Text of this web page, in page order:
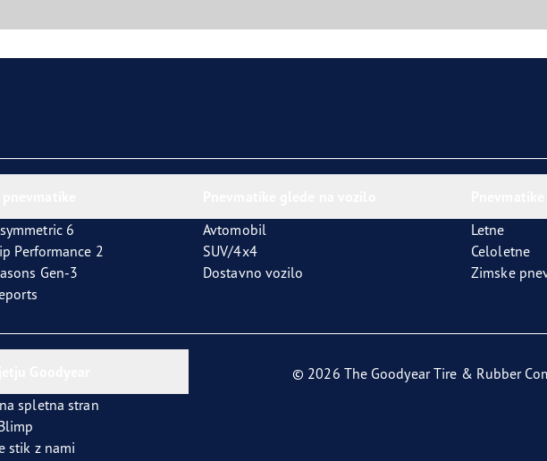
6
Performance 2
Gen-3
Avtomobil
SUV/4x4
Dostavno vozilo
Letne
Celoletne
Zimske
spletna stran
stik z nami
© 2026 The Goodyear Tire & Rubber